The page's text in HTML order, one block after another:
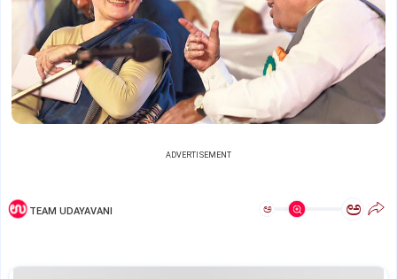
ADVERTISEMENT
TEAM UDAYAVANI ಅ ಅ